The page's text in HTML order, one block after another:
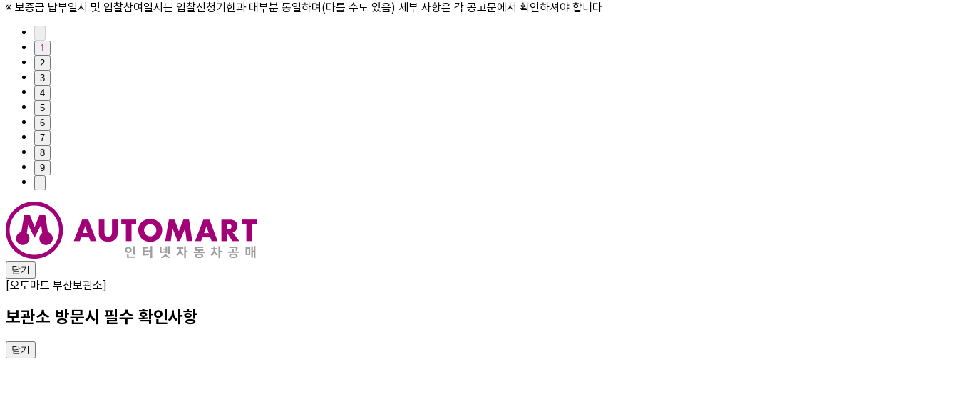
※ 보증금 납부일시 및 입찰참여일시는 입찰신청기한과 대부분 동일하며(다를 수도 있음) 세부 사항은 각 공고문에서 확인하셔야 합니다
1
2
3
4
5
6
7
8
9
닫기
[오토마트 부산보관소]
보관소 방문시 필수 확인사항
닫기